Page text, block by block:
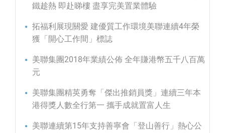
鐵趁熱 即赴睇樓 盡享完美置業體驗
拓福利展現關愛 建優質工作環境美聯連續4年榮
獲「開心工作間」標誌
美聯集團2018年業績公佈 全年賺港幣五千八百萬
元
美聯集團精英勇奪「傑出推銷員獎」連續三年本
港得獎人數全行第一 攜手成就置富人生
美聯連續第15年支持善寧會「登山善行」熱心公